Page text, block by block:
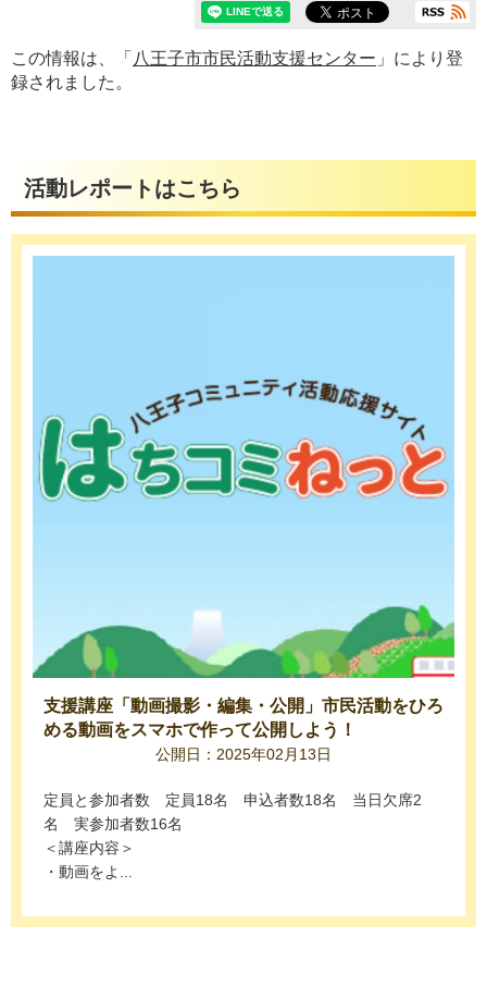
この情報は、「 八王子市市民活動支援センター 」により登
録されました。
活動レポートはこちら
支援講座「動画撮影・編集・公開」市民活動をひろ
める動画をスマホで作って公開しよう！
公開日：2025年02月13日
定員と参加者数 定員18名 申込者数18名 当日欠席2
名 実参加者数16名
＜講座内容＞
・動画をよ...